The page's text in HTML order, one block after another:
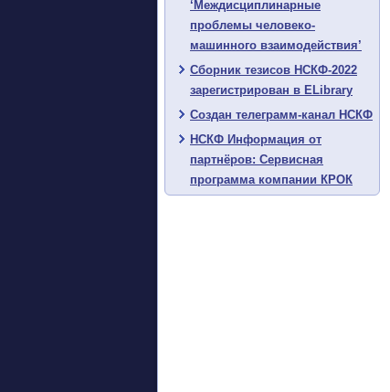
‘Междисциплинарные
проблемы человеко-
машинного взаимодействия’
Сборник тезисов НСКФ-2022
зарегистрирован в ELibrary
Создан телеграмм-канал НСКФ
НСКФ Информация от
партнёров: Сервисная
программа компании КРОК